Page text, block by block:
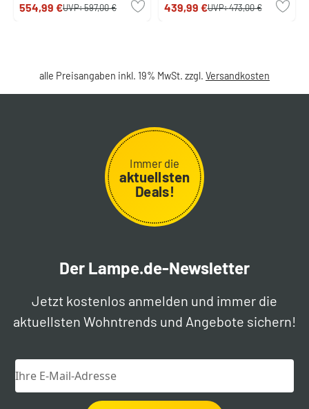
554,99 €UVP:597,00 € 439,99 €UVP:473,00 €
alle Preisangaben inkl. 19% MwSt. zzgl. Versandkosten
Immer die
aktuellsten
Deals!
Der Lampe.de-Newsletter
Jetzt kostenlos anmelden und immer die
aktuellsten Wohntrends und Angebote sichern!